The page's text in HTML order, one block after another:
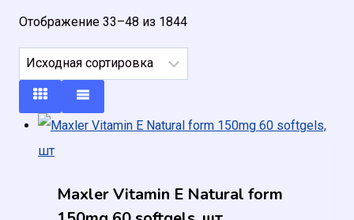
Отображение 33–48 из 1844
Maxler Vitamin E Natural form